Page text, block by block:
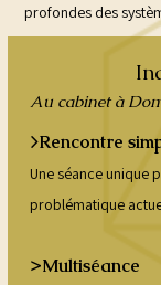
profondes des
Au cabinet à
>Rencontre
Une séance unique
problématique
>Multiséance